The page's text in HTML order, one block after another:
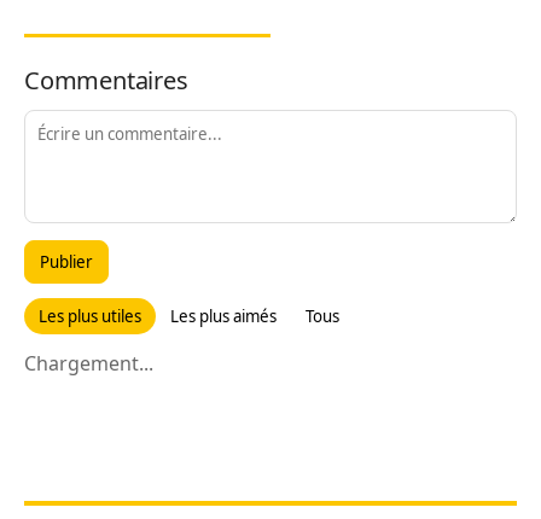
Commentaires
Publier
Les plus utiles Les plus aimés Tous
Chargement...